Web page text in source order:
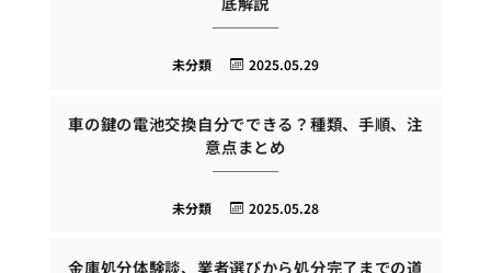
2025.05.29
未分類
車の鍵の電池交換自分でできる？種類、手順、注
意点まとめ
2025.05.28
未分類
金庫処分体験談、業者選びから処分完了までの道